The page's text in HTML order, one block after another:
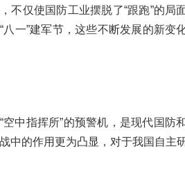
不仅使国防工业摆脱了“跟跑”的局
一”建军节，这些不断发展的新变
中指挥所”的预警机，是现代国防
中的作用更为凸显，对于我国自主